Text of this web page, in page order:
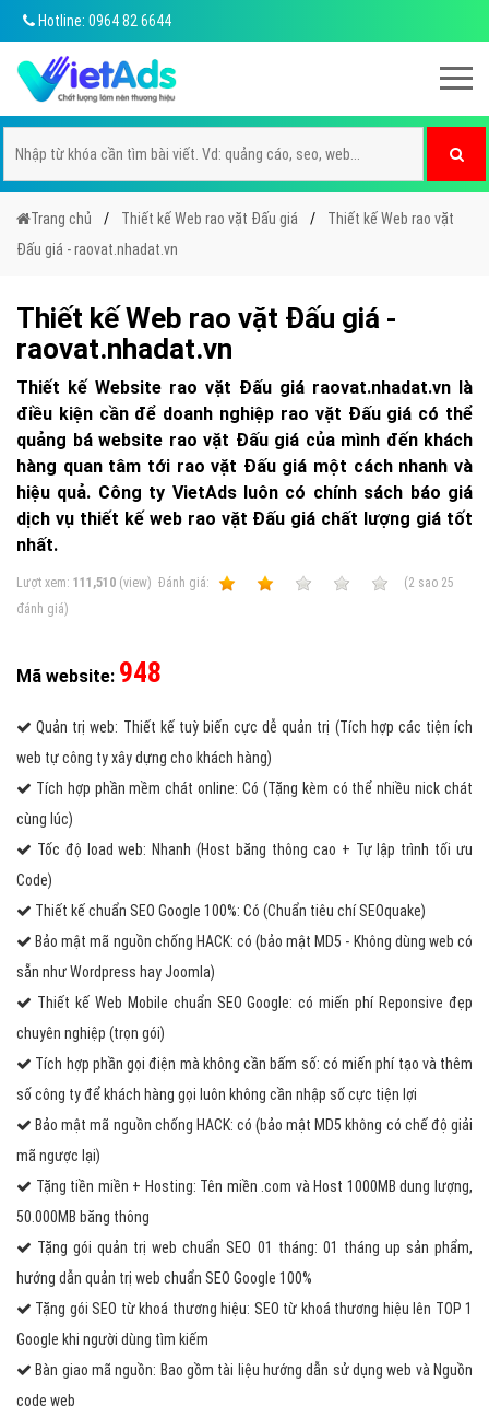
Hotline: 0964 82 6644
Trang chủ Thiết kế Web rao vặt Đấu giá
Thiết kế Web rao vặt
Đấu giá - raovat.nhadat.vn
Thiết kế Web rao vặt Đấu giá -
raovat.nhadat.vn
Thiết kế Website rao vặt Đấu giá raovat.nhadat.vn là
điều kiện cần để doanh nghiệp rao vặt Đấu giá có thể
quảng bá website rao vặt Đấu giá của mình đến khách
hàng quan tâm tới rao vặt Đấu giá một cách nhanh và
hiệu quả. Công ty VietAds luôn có chính sách báo giá
dịch vụ thiết kế web rao vặt Đấu giá chất lượng giá tốt
nhất.
Lượt xem: 111,510 (view) Ðánh giá: (2 sao 25
đánh giá)
Mã website: 948
Quản trị web: Thiết kế tuỳ biến cực dễ quản trị (Tích hợp các tiện ích
web tự công ty xây dựng cho khách hàng)
Tích hợp phần mềm chát online: Có (Tặng kèm có thể nhiều nick chát
cùng lúc)
Tốc độ load web: Nhanh (Host băng thông cao + Tự lập trình tối ưu
Code)
Thiết kế chuẩn SEO Google 100%: Có (Chuẩn tiêu chí SEOquake)
Bảo mật mã nguồn chống HACK: có (bảo mật MD5 - Không dùng web có
sẵn như Wordpress hay Joomla)
Thiết kế Web Mobile chuẩn SEO Google: có miến phí Reponsive đẹp
chuyên nghiệp (trọn gói)
Tích hợp phần gọi điện mà không cần bấm số: có miến phí tạo và thêm
số công ty để khách hàng gọi luôn không cần nhập số cực tiện lợi
Bảo mật mã nguồn chống HACK: có (bảo mật MD5 không có chế độ giải
mã ngược lại)
Tặng tiền miền + Hosting: Tên miền .com và Host 1000MB dung lượng,
50.000MB băng thông
Tặng gói quản trị web chuẩn SEO 01 tháng: 01 tháng up sản phẩm,
hướng dẫn quản trị web chuẩn SEO Google 100%
Tặng gói SEO từ khoá thương hiệu: SEO từ khoá thương hiệu lên TOP 1
Google khi người dùng tìm kiếm
Bàn giao mã nguồn: Bao gồm tài liệu hướng dẫn sử dụng web và Nguồn
code web